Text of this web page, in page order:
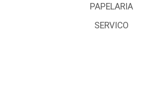
PAPELARIA
SERVICO